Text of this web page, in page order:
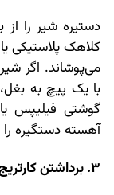
دستیره شیر را از
کلاهک پلاستیکی
می‌پوشاند. اگر
با یک پیچ به
گوشتی فیلیپس
آهسته دستگیره را
3. برداشتن کارتریج دیسک